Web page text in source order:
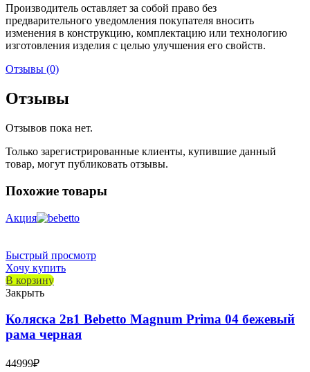
Производитель оставляет за собой право без
предварительного уведомления покупателя вносить
изменения в конструкцию, комплектацию или технологию
изготовления изделия с целью улучшения его свойств.
Отзывы (0)
Отзывы
Отзывов пока нет.
Только зарегистрированные клиенты, купившие данный
товар, могут публиковать отзывы.
Похожие товары
Акция
Быстрый просмотр
Хочу купить
В корзину
Закрыть
Коляска 2в1 Bebetto Magnum Prima 04 бежевый
рама черная
44999₽